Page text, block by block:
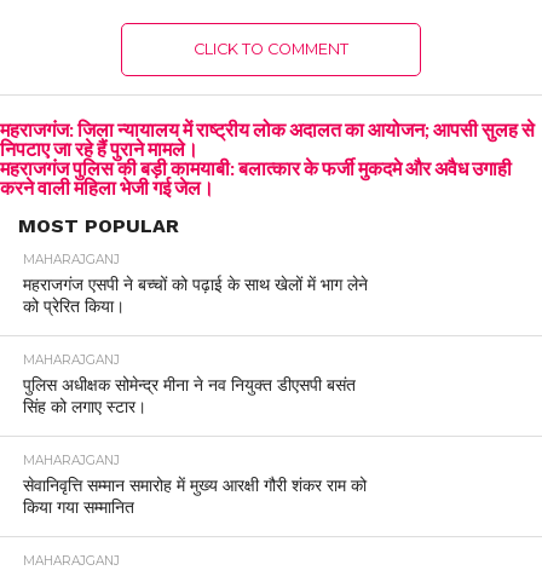
CLICK TO COMMENT
महराजगंज: जिला न्यायालय में राष्ट्रीय लोक अदालत का आयोजन; आपसी सुलह से
निपटाए जा रहे हैं पुराने मामले।
महराजगंज पुलिस की बड़ी कामयाबी: बलात्कार के फर्जी मुकदमे और अवैध उगाही
करने वाली महिला भेजी गई जेल।
MOST POPULAR
MAHARAJGANJ
महराजगंज एसपी ने बच्चों को पढ़ाई के साथ खेलों में भाग लेने
को प्रेरित किया।
MAHARAJGANJ
पुलिस अधीक्षक सोमेन्द्र मीना ने नव नियुक्त डीएसपी बसंत
सिंह को लगाए स्टार।
MAHARAJGANJ
सेवानिवृत्ति सम्मान समारोह में मुख्य आरक्षी गौरी शंकर राम को
किया गया सम्मानित
MAHARAJGANJ